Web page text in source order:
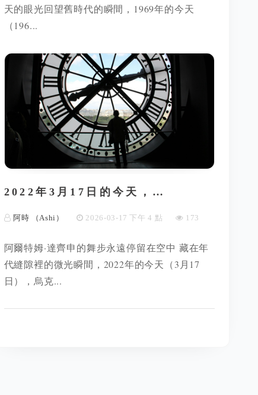
天的眼光回望舊時代的瞬間，1969年的今天
（196...
2022年3月17日的今天，…
阿時 （Ashi） 2026-03-17 下午 4 點 173
阿爾特姆·達齊申的舞步永遠停留在空中 藏在年
代縫隙裡的微光瞬間，2022年的今天（3月17
日），烏克...